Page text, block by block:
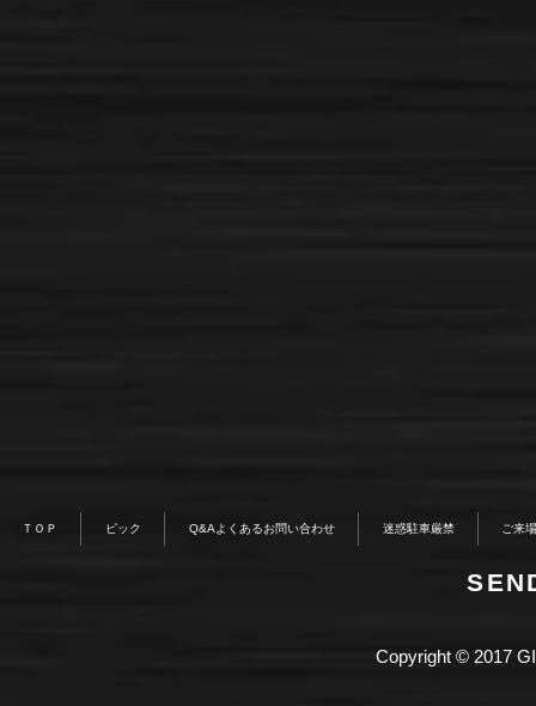
ＴＯＰ ピック Q&Aよくあるお問い合わせ 迷惑駐車厳禁 ご来
Copyright © 2017